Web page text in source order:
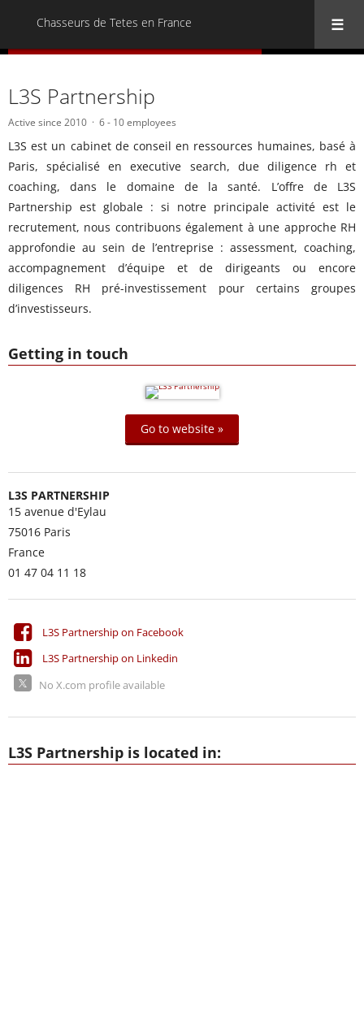
Chasseurs de Tetes en France
Getting in touch
Go to website »
L3S PARTNERSHIP
15 avenue d'Eylau
75016 Paris
France
01 47 04 11 18
L3S Partnership on Facebook
L3S Partnership on Linkedin
No X.com profile available
L3S Partnership
Active since 2010 6 - 10 employees
L3S est un cabinet de conseil en ressources humaines, basé à
Paris, spécialisé en executive search, due diligence rh et
coaching, dans le domaine de la santé. L’offre de L3S
Partnership est globale : si notre principale activité est le
recrutement, nous contribuons également à une approche RH
approfondie au sein de l’entreprise : assessment, coaching,
accompagnement d’équipe et de dirigeants ou encore
diligences RH pré-investissement pour certains groupes
d’investisseurs.
L3S Partnership is located in: